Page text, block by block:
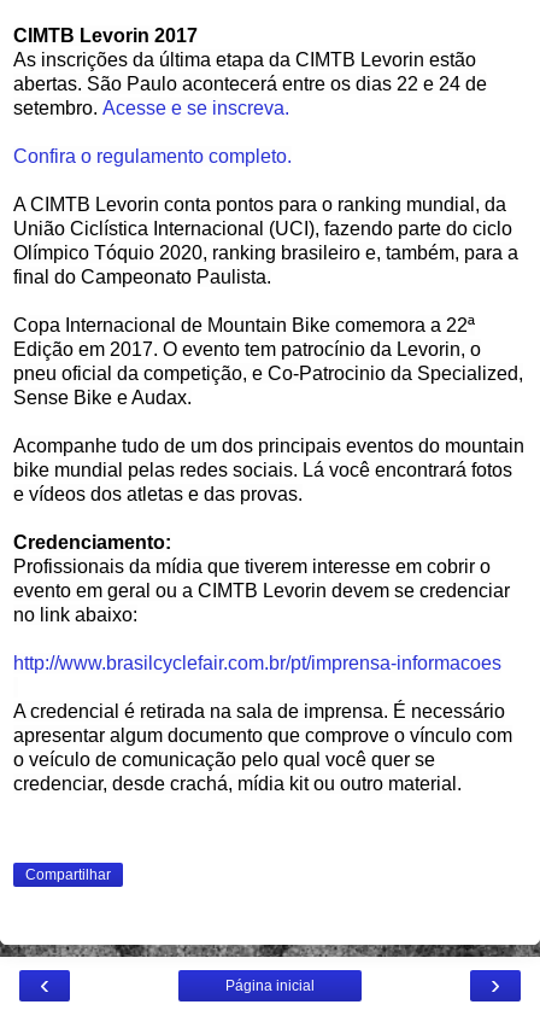
CIMTB Levorin 2017
As inscrições da última etapa da CIMTB Levorin estão
abertas. São Paulo acontecerá entre os dias 22 e 24 de
setembro. Acesse e se inscreva.
Confira o regulamento completo.
A CIMTB Levorin conta pontos para o ranking mundial, da
União Ciclística Internacional (UCI), fazendo parte do ciclo
Olímpico Tóquio 2020, ranking brasileiro e, também, para a
final do Campeonato Paulista.
Copa Internacional de Mountain Bike comemora a 22ª
Edição em 2017. O evento tem patrocínio da Levorin, o
pneu oficial da competição, e Co-Patrocinio da Specialized,
Sense Bike e Audax.
Acompanhe tudo de um dos principais eventos do mountain
bike mundial pelas redes sociais. Lá você encontrará fotos
e vídeos dos atletas e das provas.
Credenciamento:
Profissionais da mídia que tiverem interesse em cobrir o
evento em geral ou a CIMTB Levorin devem se credenciar
no link abaixo:
http://www.brasilcyclefair.com.br/pt/imprensa-informacoes
A credencial é retirada na sala de imprensa. É necessário
apresentar algum documento que comprove o vínculo com
o veículo de comunicação pelo qual você quer se
credenciar, desde crachá, mídia kit ou outro material.
Compartilhar
‹ ›
Página inicial